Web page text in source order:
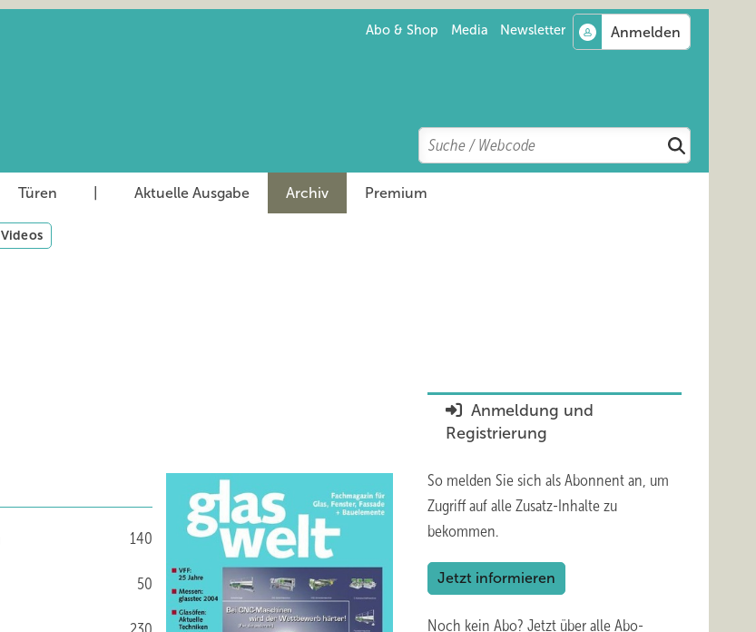
Abo & Shop Media Newsletter
Search
Suchen
Türen Aktuelle Ausgabe Archiv Premium
Videos
140
50
Anmeldung und
Registrierung
So melden Sie sich als Abonnent an, um
Zugriff auf alle Zusatz-Inhalte zu
bekommen.
Jetzt informieren
Noch kein Abo? Jetzt über alle Abo-